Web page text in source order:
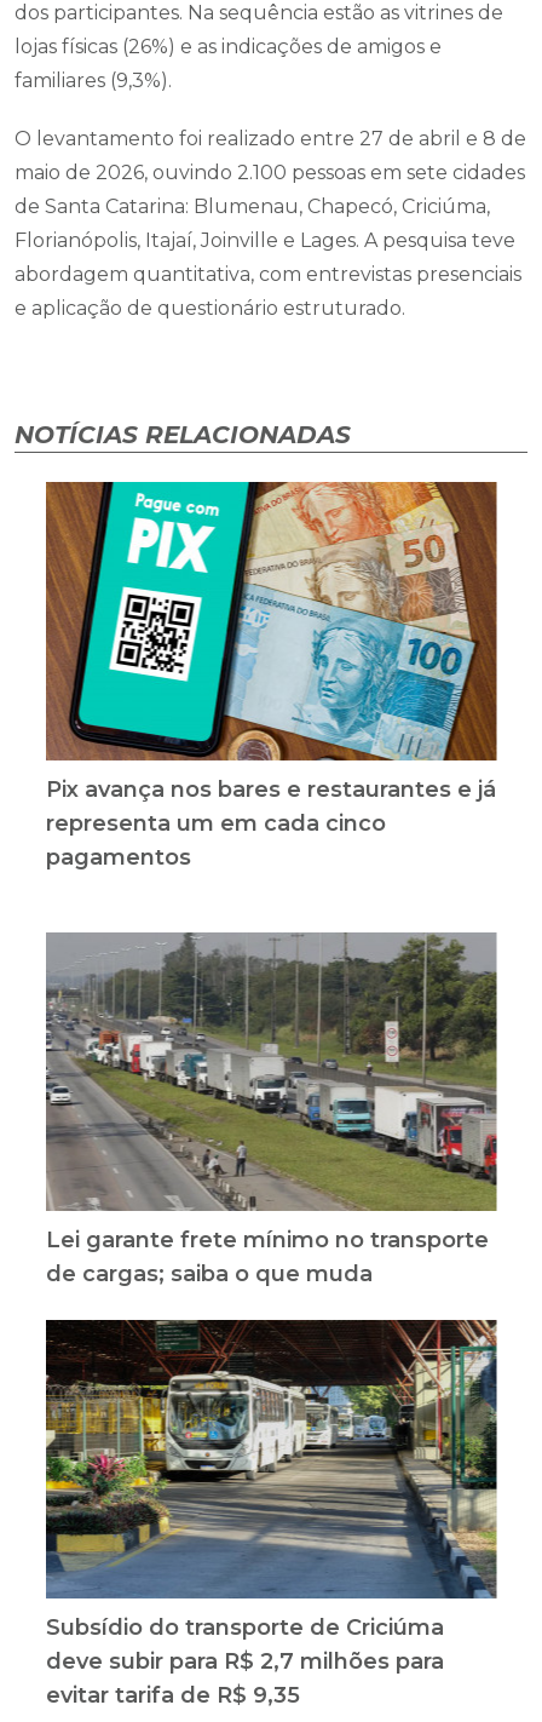
dos participantes. Na sequência estão as vitrines de
lojas físicas (26%) e as indicações de amigos e
familiares (9,3%).
O levantamento foi realizado entre 27 de abril e 8 de
maio de 2026, ouvindo 2.100 pessoas em sete cidades
de Santa Catarina: Blumenau, Chapecó, Criciúma,
Florianópolis, Itajaí, Joinville e Lages. A pesquisa teve
abordagem quantitativa, com entrevistas presenciais
e aplicação de questionário estruturado.
NOTÍCIAS RELACIONADAS
Pix avança nos bares e restaurantes e já
representa um em cada cinco
pagamentos
Lei garante frete mínimo no transporte
de cargas; saiba o que muda
Subsídio do transporte de Criciúma
deve subir para R$ 2,7 milhões para
evitar tarifa de R$ 9,35